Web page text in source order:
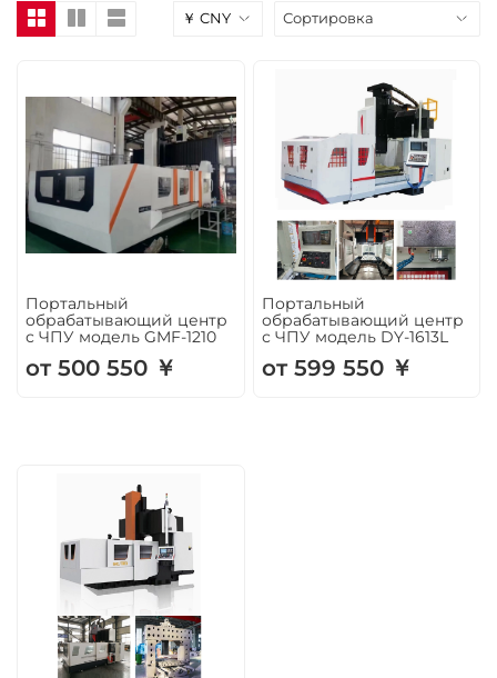
Портальный
обрабатывающий центр
с ЧПУ модель GMF-1210
от 500 550 ￥
Портальный
обрабатывающий центр
с ЧПУ модель DY-1613L
от 599 550 ￥